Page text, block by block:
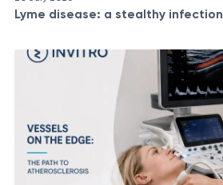
Lyme disease: a stealthy infection